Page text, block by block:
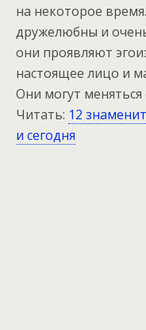
на некоторое
дружелюбны и
они проявляют
настоящее лицо и
Они могут
Читать: 12
и сегодня